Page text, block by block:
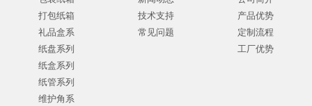
打包纸箱
礼品盒系
纸盘系列
纸盒系列
纸管系列
维护角系
技术支持
常见问题
产品优势
定制流程
工厂优势